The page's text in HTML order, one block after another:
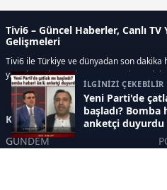
İLGİNİZİ ÇEKEBİLİR
Yeni Parti'de
başladı?
anketçi duyurdu
Tivi6 – Güncel Haberler, Canlı TV
Gelişmeleri
Tivi6 ile Türkiye ve dünyadan son dakika
yayınları, ekonomi, spor, magazin ve
Kategoriler
GÜNDEM